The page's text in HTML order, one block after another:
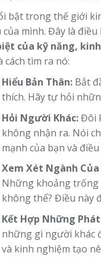
bật trong thế giới
của mình. Đây là
của kỹ năng,
cách tìm ra nó:
Hiểu Bản Thân:Bắt
thích. Hãy tự hỏi
Hỏi Người Khác:Đôi
không nhận ra. Nói
mạnh của bạn và
Xem Xét Ngành Của
Những khoảng trống
không thể? Điều này
Kết Hợp Những
những gì người khác
và kinh nghiệm tạo